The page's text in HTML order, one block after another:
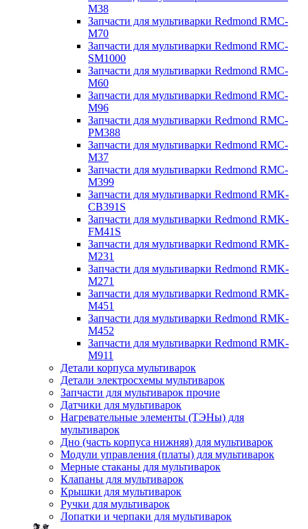
M38
Запчасти для мультиварки Redmond RMC-
M70
Запчасти для мультиварки Redmond RMC-
SM1000
Запчасти для мультиварки Redmond RMC-
M60
Запчасти для мультиварки Redmond RMC-
M96
Запчасти для мультиварки Redmond RMC-
PM388
Запчасти для мультиварки Redmond RMC-
M37
Запчасти для мультиварки Redmond RMC-
M399
Запчасти для мультиварки Redmond RMK-
CB391S
Запчасти для мультиварки Redmond RMK-
FM41S
Запчасти для мультиварки Redmond RMK-
M231
Запчасти для мультиварки Redmond RMK-
M271
Запчасти для мультиварки Redmond RMK-
M451
Запчасти для мультиварки Redmond RMK-
M452
Запчасти для мультиварки Redmond RMK-
M911
Детали корпуса мультиварок
Детали электросхемы мультиварок
Запчасти для мультиварок прочие
Датчики для мультиварок
Нагревательные элементы (ТЭНы) для
мультиварок
Дно (часть корпуса нижняя) для мультиварок
Модули управления (платы) для мультиварок
Мерные стаканы для мультиварок
Клапаны для мультиварок
Крышки для мультиварок
Ручки для мультиварок
Лопатки и черпаки для мультиварок